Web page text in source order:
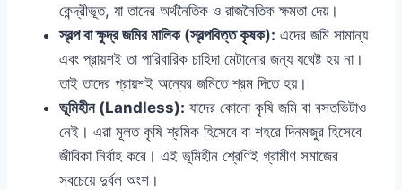
কেন্দ্রীভূত, যা তাদের অর্থনৈতিক ও রাজনৈতিক ক্ষমতা দেয়।
স্বল্প বা ক্ষুদ্র জমির মালিক (স্বল্পবিত্ত কৃষক): এদের জমি সামান্য
এবং প্রায়শই তা পারিবারিক চাহিদা মেটানোর জন্য যথেষ্ট হয় না।
তাই তাদের প্রায়শই অন্যের জমিতে শ্রম দিতে হয়।
ভূমিহীন (Landless): যাদের কোনো কৃষি জমি বা বসতভিটাও
নেই। এরা মূলত কৃষি শ্রমিক হিসেবে বা শহরে দিনমজুর হিসেবে
জীবিকা নির্বাহ করে। এই ভূমিহীন শ্রেণিই গ্রামীণ সমাজের
সবচেয়ে দুর্বল অংশ।